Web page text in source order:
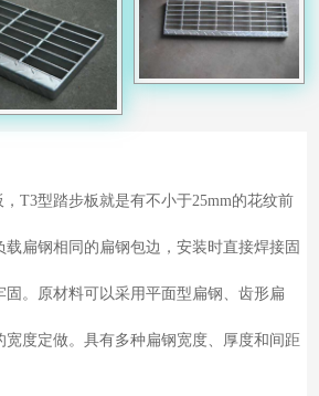
T3型踏步板就是有不小于25mm的花纹前
扁钢相同的扁钢包边，安装时直接焊接固
固。原材料可以采用平面型扁钢、齿形扁
宽度定做。具有多种扁钢宽度、厚度和间距